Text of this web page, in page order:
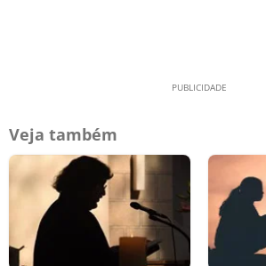
Veja também